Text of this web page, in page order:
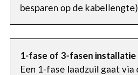
besparen op de kabellengte).
1-fase of 3-fasen installatie
Een 1-fase laadzuil gaat via